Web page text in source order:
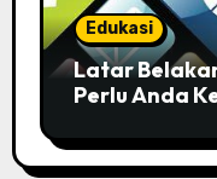
Edukasi
Latar
Perlu Anda